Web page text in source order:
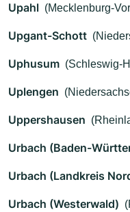
Upahl (Mecklenburg-
Upgant-Schott
Uphusum (Schleswig-
Uplengen
Uppershausen
Urbach (Baden-
Urbach (Landkreis
Urbach (Westerwald)